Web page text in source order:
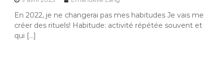
En 2022, je ne changerai pas mes habitudes Je vais me
créer des rituels! Habitude: activité répétée souvent et
qui […]